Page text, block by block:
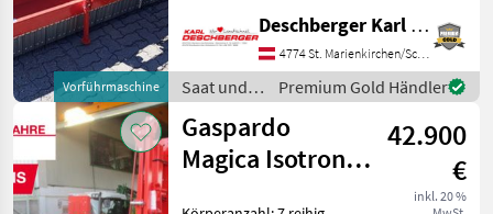
Vorführmaschine
„ACHTUNG!! 40 JAHRE
MASCHIO/GASPARDO – AUF
DEN JETZIGEN PREIS WIRD
NOCH MAL RUNTER
GERECHNET M
Deschberger Karl Landtechnik GesmbH & Co KG
4774 St. Marienkirchen/Schärding
Saat und
Pflege /
Maschio
Premium Gold Händler
Gaspardo
Magica Isotronic
42.900
€
inkl. 20 %